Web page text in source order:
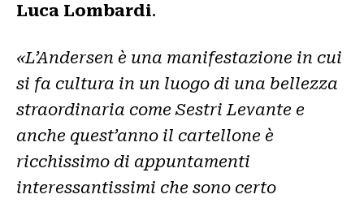
Luca Lombardi.
«L’Andersen è una manifestazione in cui
si fa cultura in un luogo di una bellezza
straordinaria come Sestri Levante e
anche quest’anno il cartellone è
ricchissimo di appuntamenti
interessantissimi che sono certo